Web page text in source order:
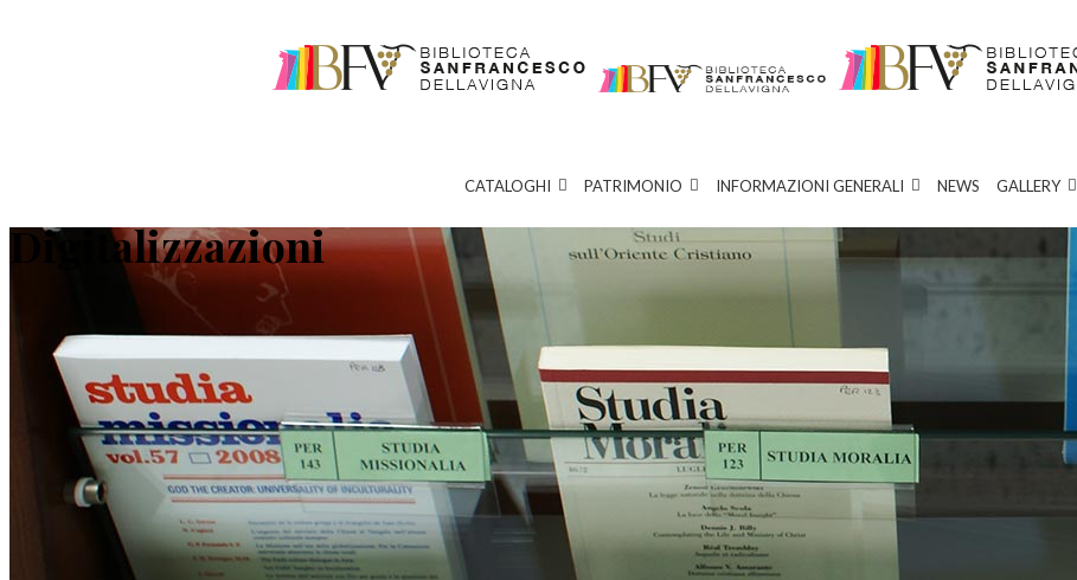
CATALOGHI PATRIMONIO INFORMAZIONI GENERALI NEWS GALLERY
Digitalizzazioni